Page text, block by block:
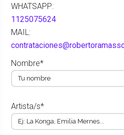
WHATSAPP:
1125075624
MAIL:
Nombre*
Artista/s*